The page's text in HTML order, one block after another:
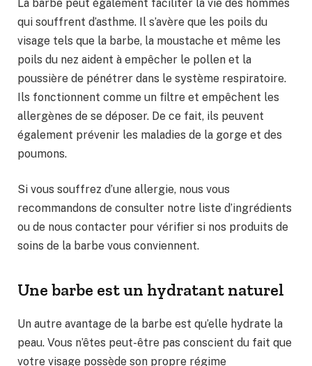
La barbe peut également faciliter la vie des hommes
qui souffrent d’asthme. Il s’avère que les poils du
visage tels que la barbe, la moustache et même les
poils du nez aident à empêcher le pollen et la
poussière de pénétrer dans le système respiratoire.
Ils fonctionnent comme un filtre et empêchent les
allergènes de se déposer. De ce fait, ils peuvent
également prévenir les maladies de la gorge et des
poumons.
Si vous souffrez d’une allergie, nous vous
recommandons de consulter notre liste d’ingrédients
ou de nous contacter pour vérifier si nos produits de
soins de la barbe vous conviennent.
Une barbe est un hydratant naturel
Un autre avantage de la barbe est qu’elle hydrate la
peau. Vous n’êtes peut-être pas conscient du fait que
votre visage possède son propre régime